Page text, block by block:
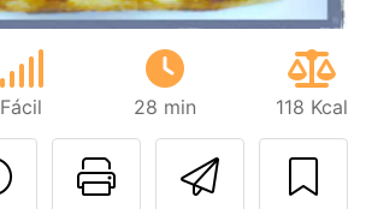
Fácil 28 min 118 Kcal
Imprimir
Preguntar al autor